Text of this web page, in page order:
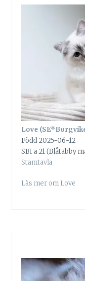
Love
Född 2025-06-12
SBI a 21 (Blåtabby
Stamtavla
Läs mer om Love